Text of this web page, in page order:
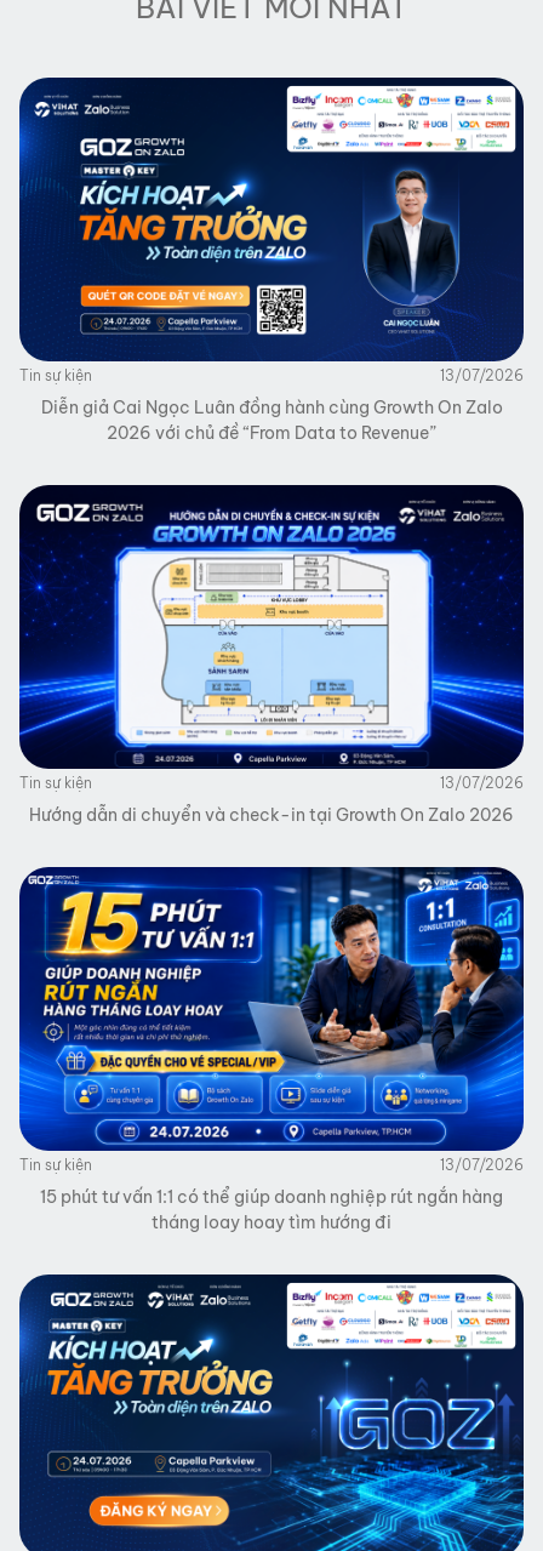
Tin sự kiện 13/07/2026
Diễn giả Cai Ngọc Luân đồng hành cùng Growth On Zalo
2026 với chủ đề “From Data to Revenue”
Tin sự kiện 13/07/2026
Hướng dẫn di chuyển và check-in tại Growth On Zalo 2026
Tin sự kiện 13/07/2026
15 phút tư vấn 1:1 có thể giúp doanh nghiệp rút ngắn hàng
tháng loay hoay tìm hướng đi